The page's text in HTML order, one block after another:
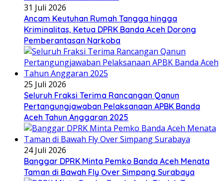
31 Juli 2026
Ancam Keutuhan Rumah Tangga hingga
Kriminalitas, Ketua DPRK Banda Aceh Dorong
Pemberantasan Narkoba
25 Juli 2026
Seluruh Fraksi Terima Rancangan Qanun
Pertangungjawaban Pelaksanaan APBK Banda
Aceh Tahun Anggaran 2025
24 Juli 2026
Banggar DPRK Minta Pemko Banda Aceh Menata
Taman di Bawah Fly Over Simpang Surabaya